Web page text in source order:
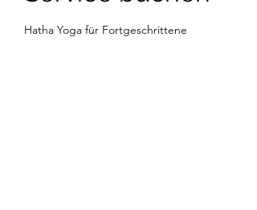
Hatha Yoga für Fortgeschrittene